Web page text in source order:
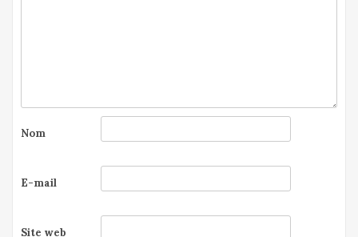
Nom
E-mail
Site web